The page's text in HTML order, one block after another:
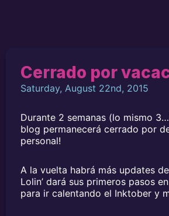
Cerrado por
Saturday, August 22nd, 2015
Durante 2 semanas (lo mismo
blog permanecerá cerrado por
personal!
A la vuelta habrá más updates
Lolin’ dará sus primeros pasos
para ir calentando el Inktober y